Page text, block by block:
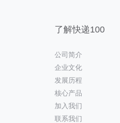
了解快递100
公司简介
企业文化
发展历程
核心产品
加入我们
联系我们